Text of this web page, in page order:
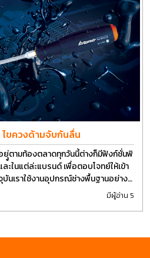
ขควงด้ามจับกันลื่น
ยุู่ตามท้องตลาดทุกวันนี้ต่างก็มีฟังก์ชั่นพิ
ะในแต่ล่ะแบรนด์ เพื่อตอบโจทย์ให้เข้า
นเราใช้งานอุปกรณ์ช่างพื้นฐานอย่าง
ให้มีการปรับเปลี่ยนรูปแบบ
มีผู้อ่าน 5